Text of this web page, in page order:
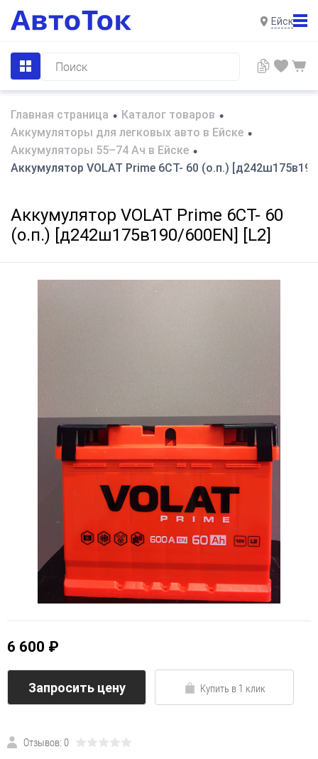
Ейск
Главная страница • Каталог товаров •
Аккумуляторы для легковых авто в Ейске •
Аккумуляторы 55–74 Ач в Ейске •
Аккумулятор VOLAT Prime 6СТ- 60 (о.п.)
Аккумулятор VOLAT Prime 6СТ- 60
(о.п.) [д242ш175в190/600EN] [L2]
6 600 ₽
Запросить цену Купить в 1 клик
Отзывов: 0